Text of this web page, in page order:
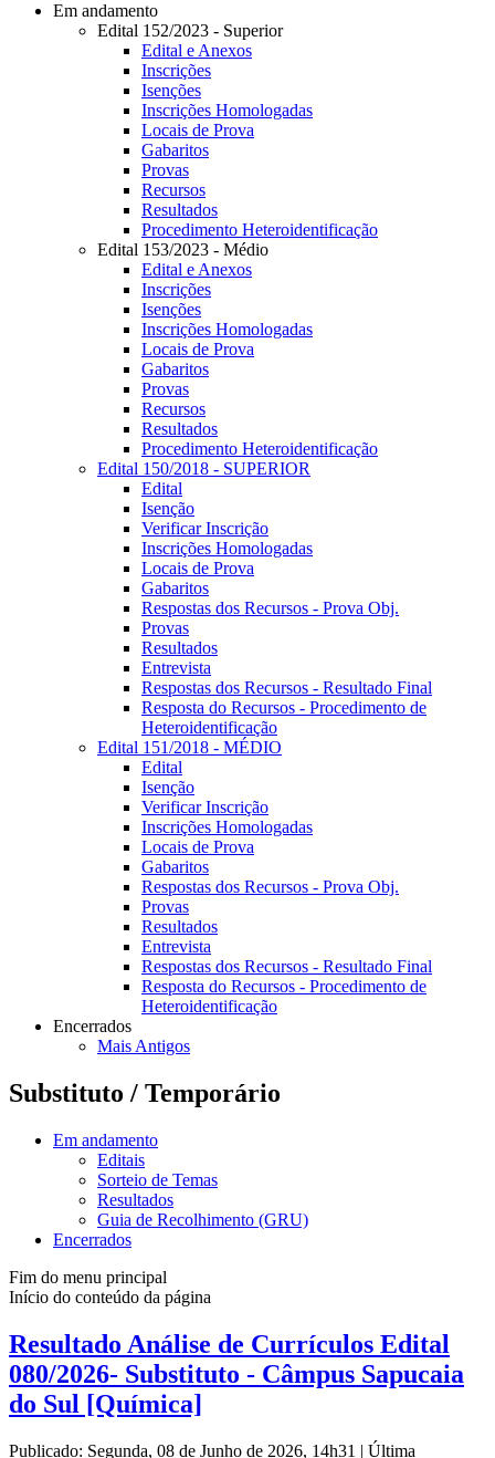
Em andamento
Edital 152/2023 - Superior
Edital e Anexos
Inscrições
Isenções
Inscrições Homologadas
Locais de Prova
Gabaritos
Provas
Recursos
Resultados
Procedimento Heteroidentificação
Edital 153/2023 - Médio
Edital e Anexos
Inscrições
Isenções
Inscrições Homologadas
Locais de Prova
Gabaritos
Provas
Recursos
Resultados
Procedimento Heteroidentificação
Edital 150/2018 - SUPERIOR
Edital
Isenção
Verificar Inscrição
Inscrições Homologadas
Locais de Prova
Gabaritos
Respostas dos Recursos - Prova Obj.
Provas
Resultados
Entrevista
Respostas dos Recursos - Resultado Final
Resposta do Recursos - Procedimento de
Heteroidentificação
Edital 151/2018 - MÉDIO
Edital
Isenção
Verificar Inscrição
Inscrições Homologadas
Locais de Prova
Gabaritos
Respostas dos Recursos - Prova Obj.
Provas
Resultados
Entrevista
Respostas dos Recursos - Resultado Final
Resposta do Recursos - Procedimento de
Heteroidentificação
Encerrados
Mais Antigos
Substituto / Temporário
Em andamento
Editais
Sorteio de Temas
Resultados
Guia de Recolhimento (GRU)
Encerrados
Fim do menu principal
Início do conteúdo da página
Resultado Análise de Currículos Edital
080/2026- Substituto - Câmpus Sapucaia
do Sul [Química]
Publicado: Segunda, 08 de Junho de 2026, 14h31 | Última